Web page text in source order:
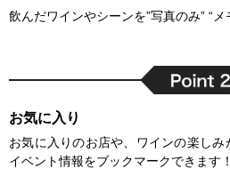
飲んだワインやシーンを”写真のみ” “
お気に入り
お気に入りのお店や、ワインの楽しみ
イベント情報をブックマークできます！